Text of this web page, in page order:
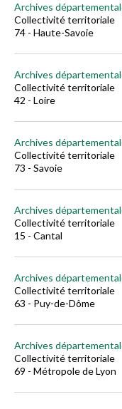
Archives
Collectivité territoriale
74 - Haute-Savoie
Archives
Collectivité territoriale
42 - Loire
Archives
Collectivité territoriale
73 - Savoie
Archives
Collectivité territoriale
15 - Cantal
Archives
Collectivité territoriale
63 - Puy-de-Dôme
Archives
Collectivité territoriale
69 - Métropole de Lyon